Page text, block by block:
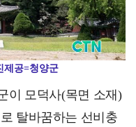
제공=청양군
이 모덕사(목면 소재)
탈바꿈하는 선비충